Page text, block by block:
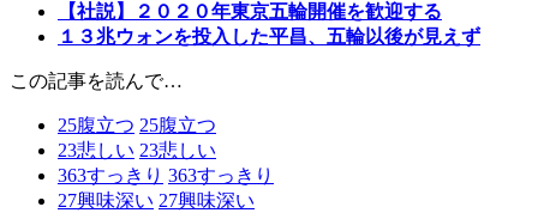
【社説】２０２０年東京五輪開催を歓迎する
１３兆ウォンを投入した平昌、五輪以後が見えず
この記事を読んで…
25腹立つ 25腹立つ
23悲しい 23悲しい
363すっきり 363すっきり
27興味深い 27興味深い